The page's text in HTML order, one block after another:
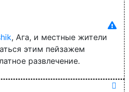
, Ага, и местные жители
этим пейзажем
развлечение.